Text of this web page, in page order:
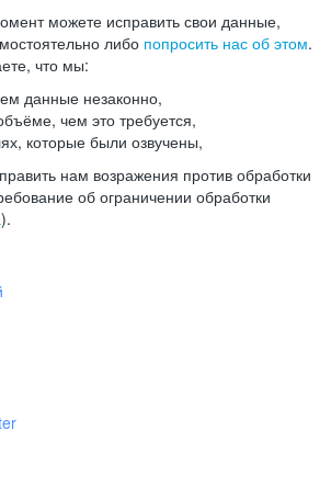
можете исправить свои данные,
либо попросить нас об этом.
что мы:
данные незаконно,
чем это требуется,
которые были озвучены,
нам возражения против обработки
об ограничении обработки
).